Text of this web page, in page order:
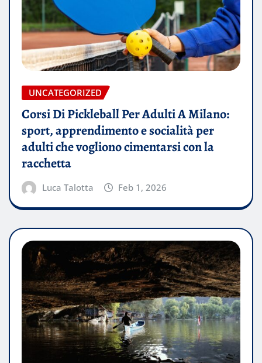
UNCATEGORIZED
Corsi Di Pickleball Per Adulti A Milano:
sport, apprendimento e socialità per
adulti che vogliono cimentarsi con la
racchetta
Luca Talotta Feb 1, 2026